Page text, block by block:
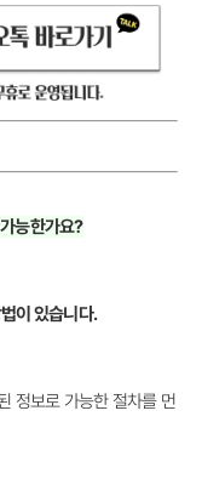
능한가요?
이 있습니다.
정보로 가능한 절차를 먼